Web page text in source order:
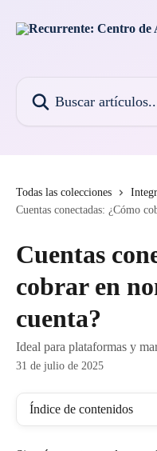
Todas las colecciones
Cuentas conectadas: ¿Cómo
Cuentas
cobrar en
cuenta?
Ideal para plataformas y
31 de julio de 2025
Índice de contenidos